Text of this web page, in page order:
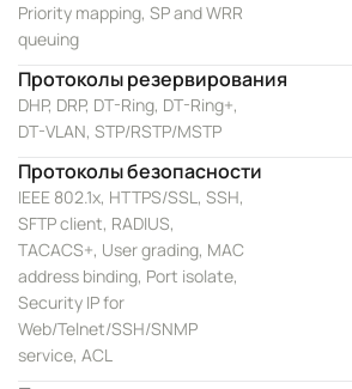
Priority mapping, SP and WRR
queuing
Протоколы резервирования
DHP, DRP, DT-Ring, DT-Ring+,
DT-VLAN, STP/RSTP/MSTP
Протоколы безопасности
IEEE 802.1x, HTTPS/SSL, SSH,
SFTP client, RADIUS,
TACACS+, User grading, MAC
address binding, Port isolate,
Security IP for
Web/Telnet/SSH/SNMP
service, ACL